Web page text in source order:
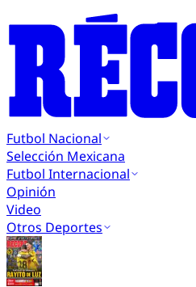
Futbol Nacional
Selección Mexicana
Futbol Internacional
Opinión
Video
Otros Deportes